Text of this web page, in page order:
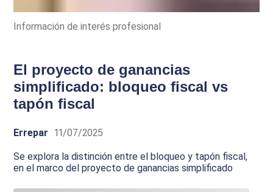
Información de interés profesional
El proyecto de ganancias
simplificado: bloqueo fiscal vs
tapón fiscal
Errepar 11/07/2025
Se explora la distinción entre el bloqueo y tapón fiscal,
en el marco del proyecto de ganancias simplificado